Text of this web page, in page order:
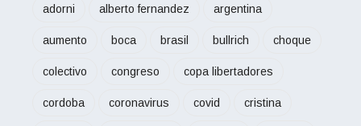
adorni alberto fernandez argentina
aumento boca brasil bullrich choque
colectivo congreso copa libertadores
cordoba coronavirus covid cristina